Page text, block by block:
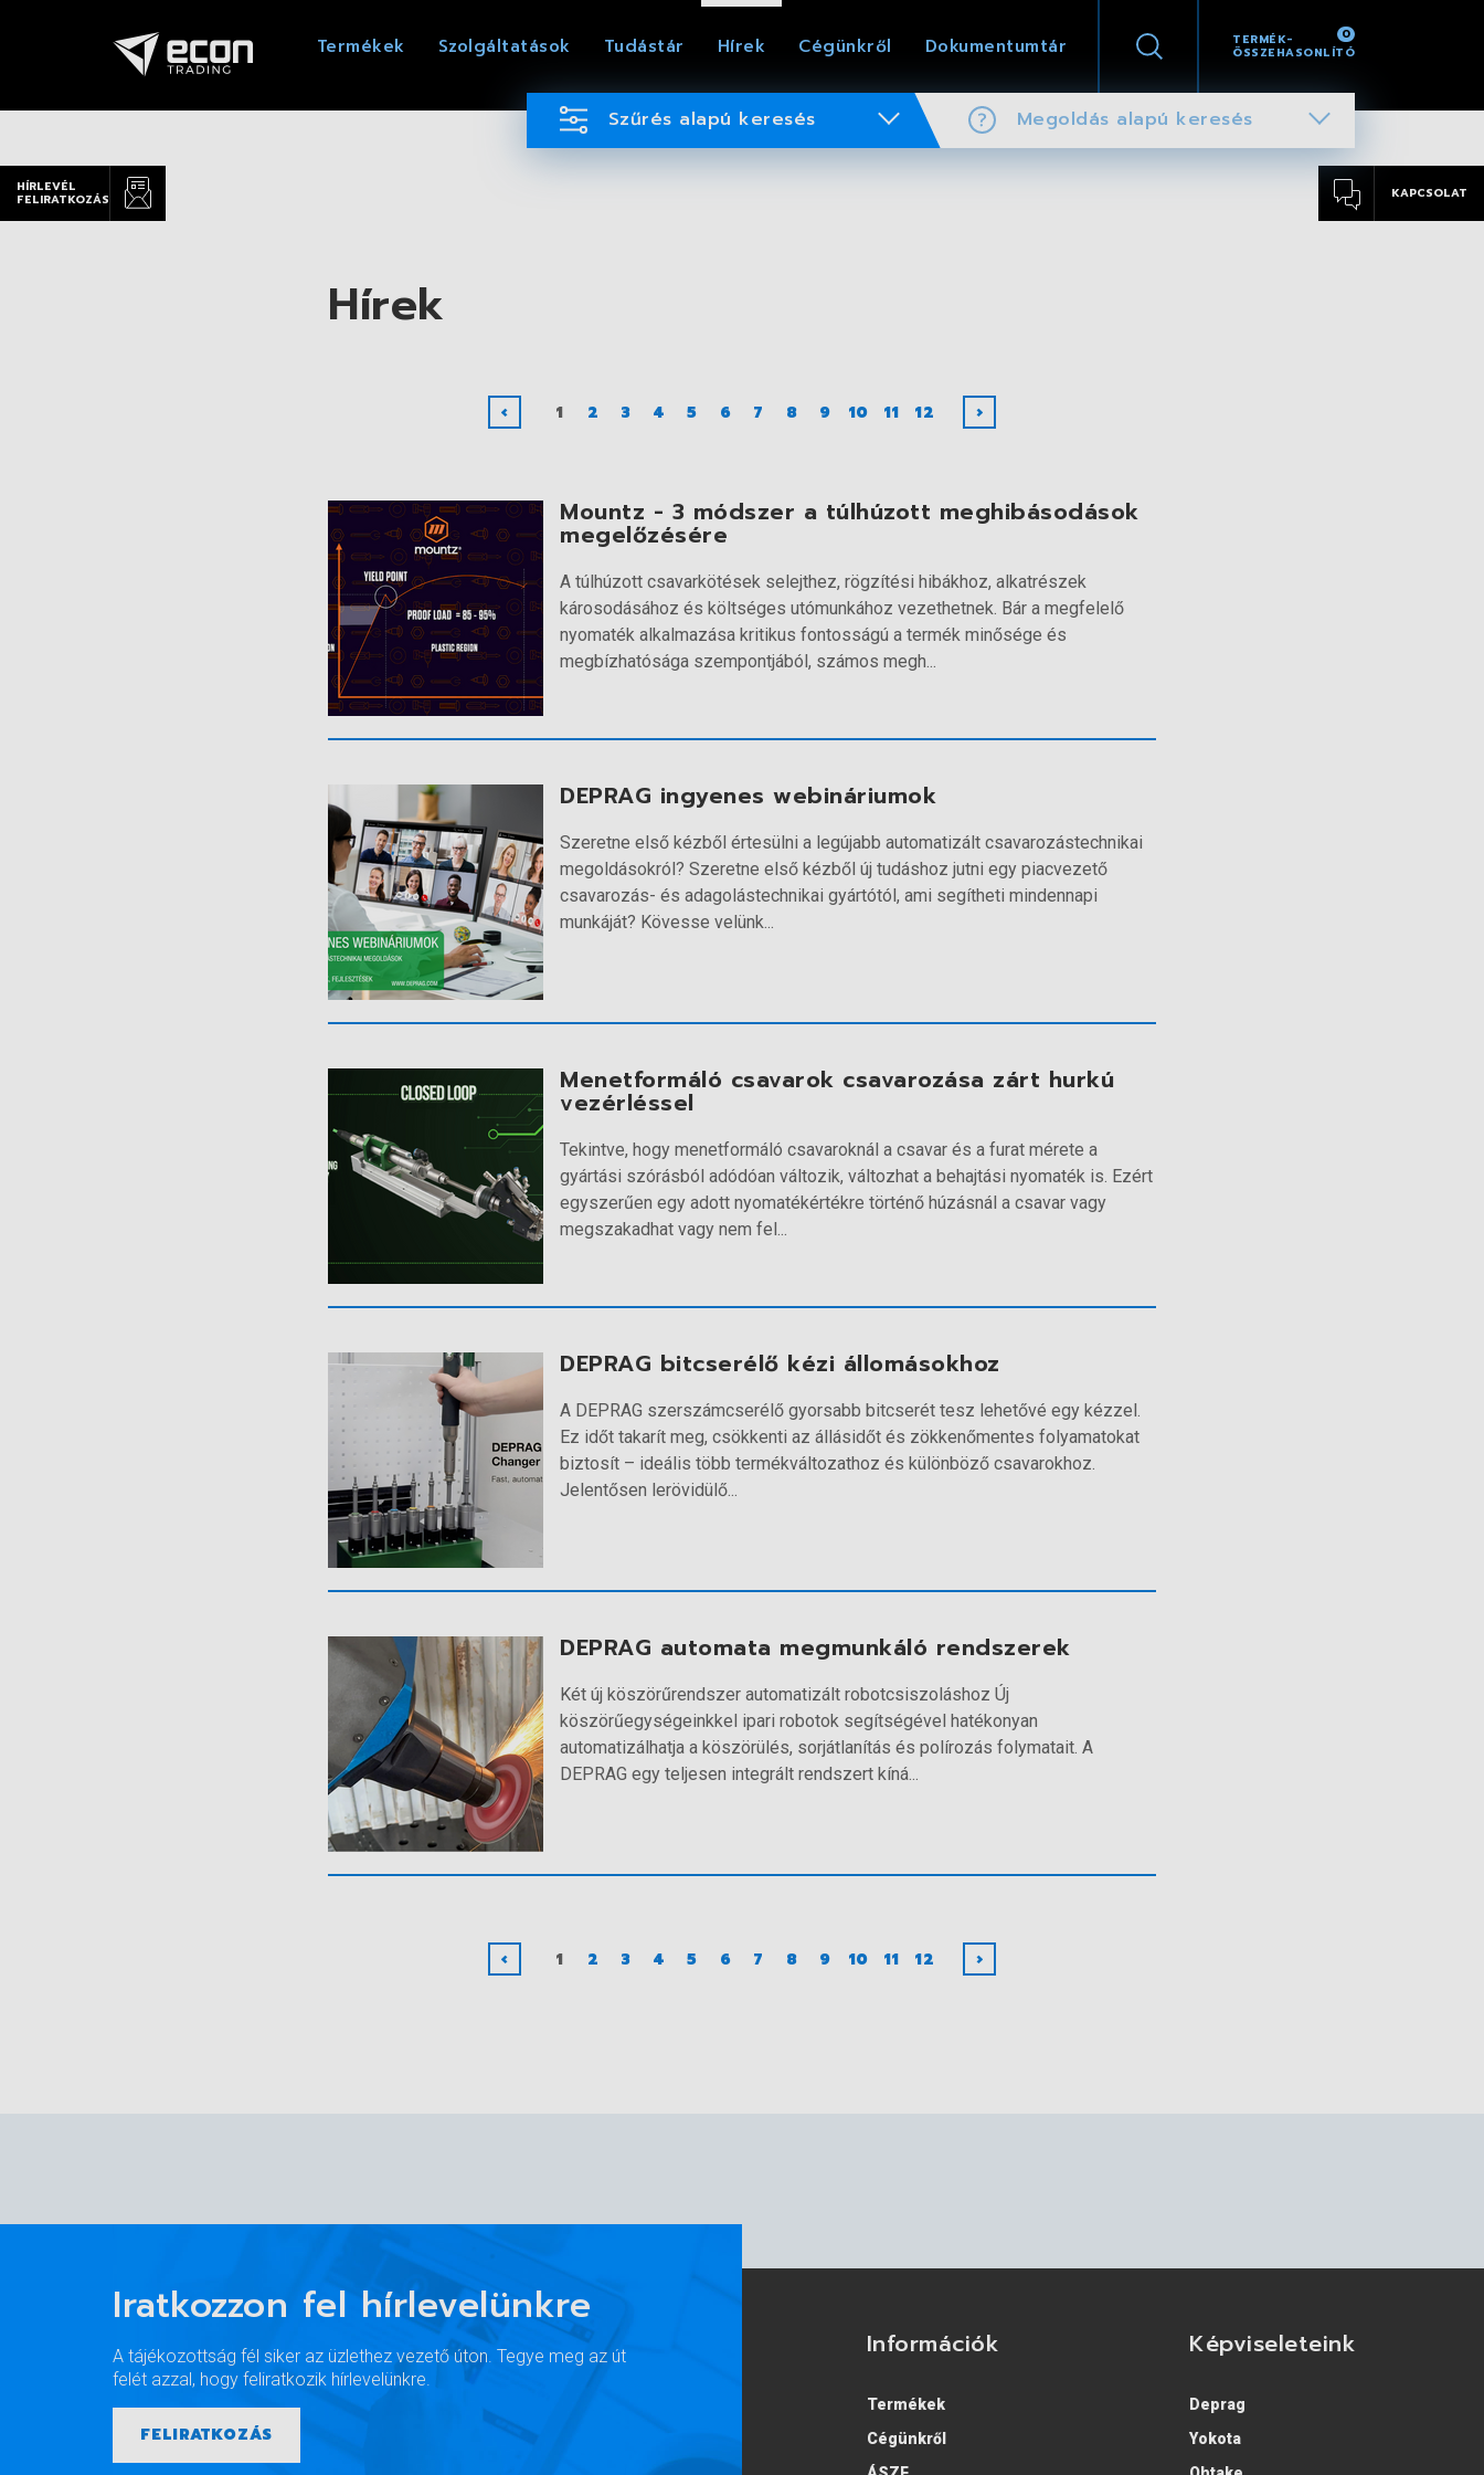
TERMÉK-
ÖSSZEHASONLÍTÓ
0
Termékek Szolgáltatások Tudástár Hírek Cégünkről Dokumentumtár
Szűrés alapú keresés Megoldás alapú keresés
HÍRLEVÉL
FELIRATKOZÁS
KAPCSOLAT
Hírek
‹ 1 2 3 4 5 6 7 8 9 10 11 12 ›
Mountz - 3 módszer a túlhúzott meghibásodások
megelőzésére
A túlhúzott csavarkötések selejthez, rögzítési hibákhoz, alkatrészek
károsodásához és költséges utómunkához vezethetnek. Bár a megfelelő
nyomaték alkalmazása kritikus fontosságú a termék minősége és
megbízhatósága szempontjából, számos megh...
DEPRAG ingyenes webináriumok
Szeretne első kézből értesülni a legújabb automatizált csavarozástechnikai
megoldásokról? Szeretne első kézből új tudáshoz jutni egy piacvezető
csavarozás- és adagolástechnikai gyártótól, ami segítheti mindennapi
munkáját? Kövesse velünk...
Menetformáló csavarok csavarozása zárt hurkú
vezérléssel
Tekintve, hogy menetformáló csavaroknál a csavar és a furat mérete a
gyártási szórásból adódóan változik, változhat a behajtási nyomaték is. Ezért
egyszerűen egy adott nyomatékértékre történő húzásnál a csavar vagy
megszakadhat vagy nem fel...
DEPRAG bitcserélő kézi állomásokhoz
A DEPRAG szerszámcserélő gyorsabb bitcserét tesz lehetővé egy kézzel.
Ez időt takarít meg, csökkenti az állásidőt és zökkenőmentes folyamatokat
biztosít – ideális több termékváltozathoz és különböző csavarokhoz.
Jelentősen lerövidülő...
DEPRAG automata megmunkáló rendszerek
Két új köszörűrendszer automatizált robotcsiszoláshoz Új
köszörűegységeinkkel ipari robotok segítségével hatékonyan
automatizálhatja a köszörülés, sorjátlanítás és polírozás folymatait. A
DEPRAG egy teljesen integrált rendszert kíná...
‹ 1 2 3 4 5 6 7 8 9 10 11 12 ›
Iratkozzon fel hírlevelünkre
A tájékozottság fél siker az üzlethez vezető úton. Tegye meg az út
felét azzal, hogy feliratkozik hírlevelünkre.
FELIRATKOZÁS
Információk
Termékek
Cégünkről
Képviseleteink
Deprag
Yokota